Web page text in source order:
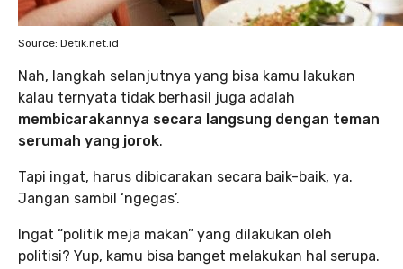
Source: Detik.net.id
Nah, langkah selanjutnya yang bisa kamu lakukan
kalau ternyata tidak berhasil juga adalah
membicarakannya secara langsung dengan teman
serumah yang jorok.
Tapi ingat, harus dibicarakan secara baik-baik, ya.
Jangan sambil ‘ngegas’.
Ingat “politik meja makan” yang dilakukan oleh
politisi? Yup, kamu bisa banget melakukan hal serupa.